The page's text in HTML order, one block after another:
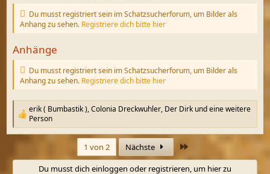
Du musst registriert sein im Schatzsucherforum, um Bilder als
Anhang zu sehen. Registriere dich bitte hier
Anhänge
Du musst registriert sein im Schatzsucherforum, um Bilder als
Anhang zu sehen. Registriere dich bitte hier
R
e
a
erik ( Bumbastik ),Colonia Dreckwuhler, Der Dirk und eine weitere
Person
1 von 2 Nächste
Du musst dich einloggen oder registrieren, um hier zu